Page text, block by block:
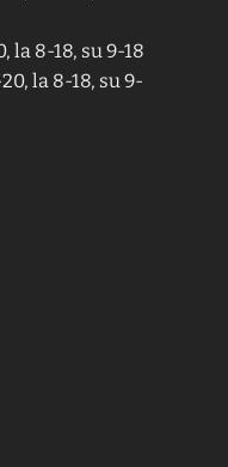
la 8-18, su 9-18
la 8-18, su 9-